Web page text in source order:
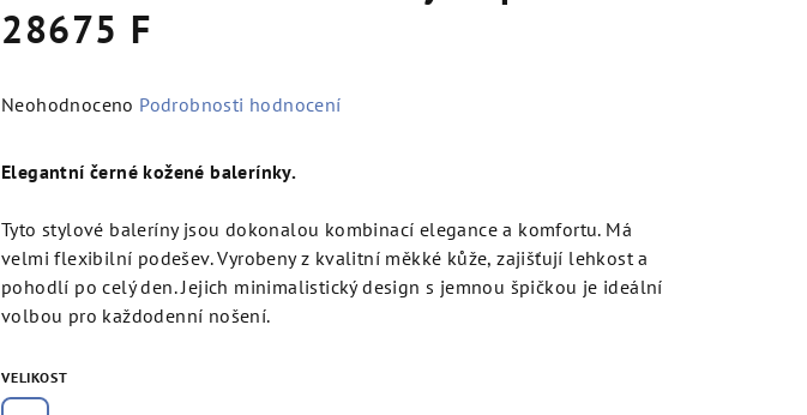
28675 F
Průměrné
produktu
0,0
hvězdiček.
Neohodnoceno Podrobnosti hodnocení
Elegantní černé kožené balerínky.
Tyto stylové baleríny jsou dokonalou kombinací elegance a komfortu. Má
velmi flexibilní podešev. Vyrobeny z kvalitní měkké kůže, zajišťují lehkost a
pohodlí po celý den. Jejich minimalistický design s jemnou špičkou je ideální
volbou pro každodenní nošení.
VELIKOST